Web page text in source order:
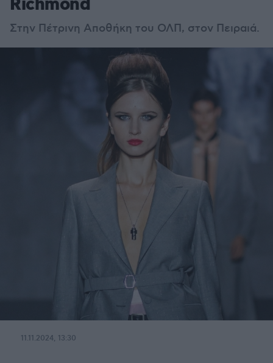
Richmond
Στην Πέτρινη Αποθήκη του ΟΛΠ, στον Πειραιά.
11.11.2024, 13:30